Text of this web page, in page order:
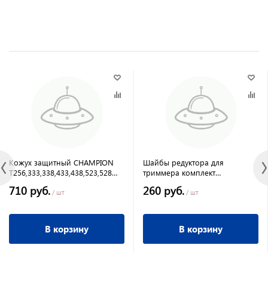
Кожух защитный CHAMPION
T256,333,338,433,438,523,528
710 руб. / шт
В корзину
Шайбы редуктора для
триммера комплект
зубьев)
260 руб. / шт
В корзину